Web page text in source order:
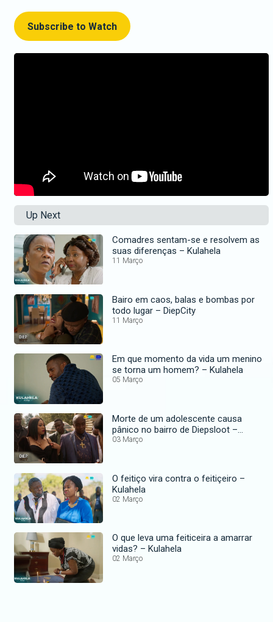
Subscribe to Watch
Up Next
Comadres sentam-se e resolvem as
suas diferenças – Kulahela
11 Março
Bairo em caos, balas e bombas por
todo lugar – DiepCity
11 Março
Em que momento da vida um menino
se torna um homem? – Kulahela
05 Março
Morte de um adolescente causa
pânico no bairro de Diepsloot –
DiepCity
03 Março
O feitiço vira contra o feitiçeiro –
Kulahela
02 Março
O que leva uma feiticeira a amarrar
vidas? – Kulahela
02 Março